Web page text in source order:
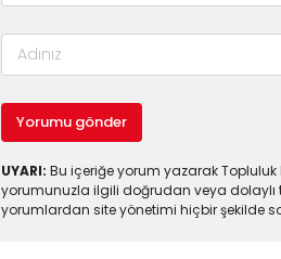
Yorumu gönder
UYARI: Bu içeriğe yorum yazarak Topluluk
yorumunuzla ilgili doğrudan veya dolaylı
yorumlardan site yönetimi hiçbir şekilde